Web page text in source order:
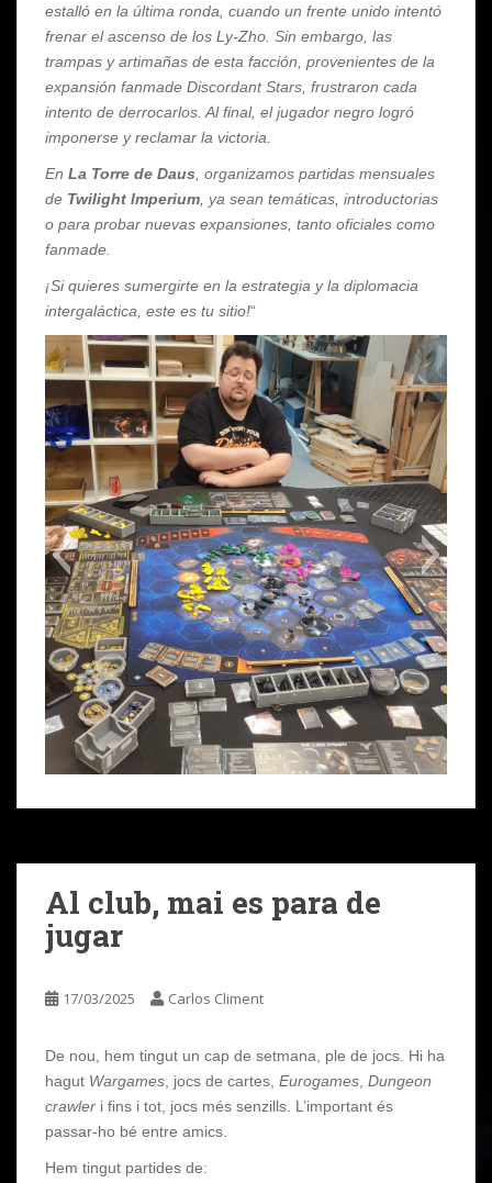
estalló en la última ronda, cuando un frente unido intentó
frenar el ascenso de los Ly-Zho. Sin embargo, las
trampas y artimañas de esta facción, provenientes de la
expansión fanmade Discordant Stars, frustraron cada
intento de derrocarlos. Al final, el jugador negro logró
imponerse y reclamar la victoria.
En La Torre de Daus , organizamos partidas mensuales
de Twilight Imperium , ya sean temáticas, introductorias
o para probar nuevas expansiones, tanto oficiales como
fanmade.
¡Si quieres sumergirte en la estrategia y la diplomacia
intergaláctica, este es tu sitio!“
Al club, mai es para de
jugar
17/03/2025 Carlos Climent
De nou, hem tingut un cap de setmana, ple de jocs. Hi ha
hagut Wargames , jocs de cartes, Eurogames Dungeon
crawler i fins i tot, jocs més senzills. L’important és
passar-ho bé entre amics.
Hem tingut partides de: